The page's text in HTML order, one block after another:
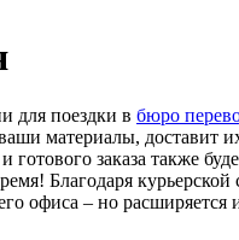
для поездки в бюро
материалы, доставит
заказа также
Благодаря курьерской
офиса – но расширяется